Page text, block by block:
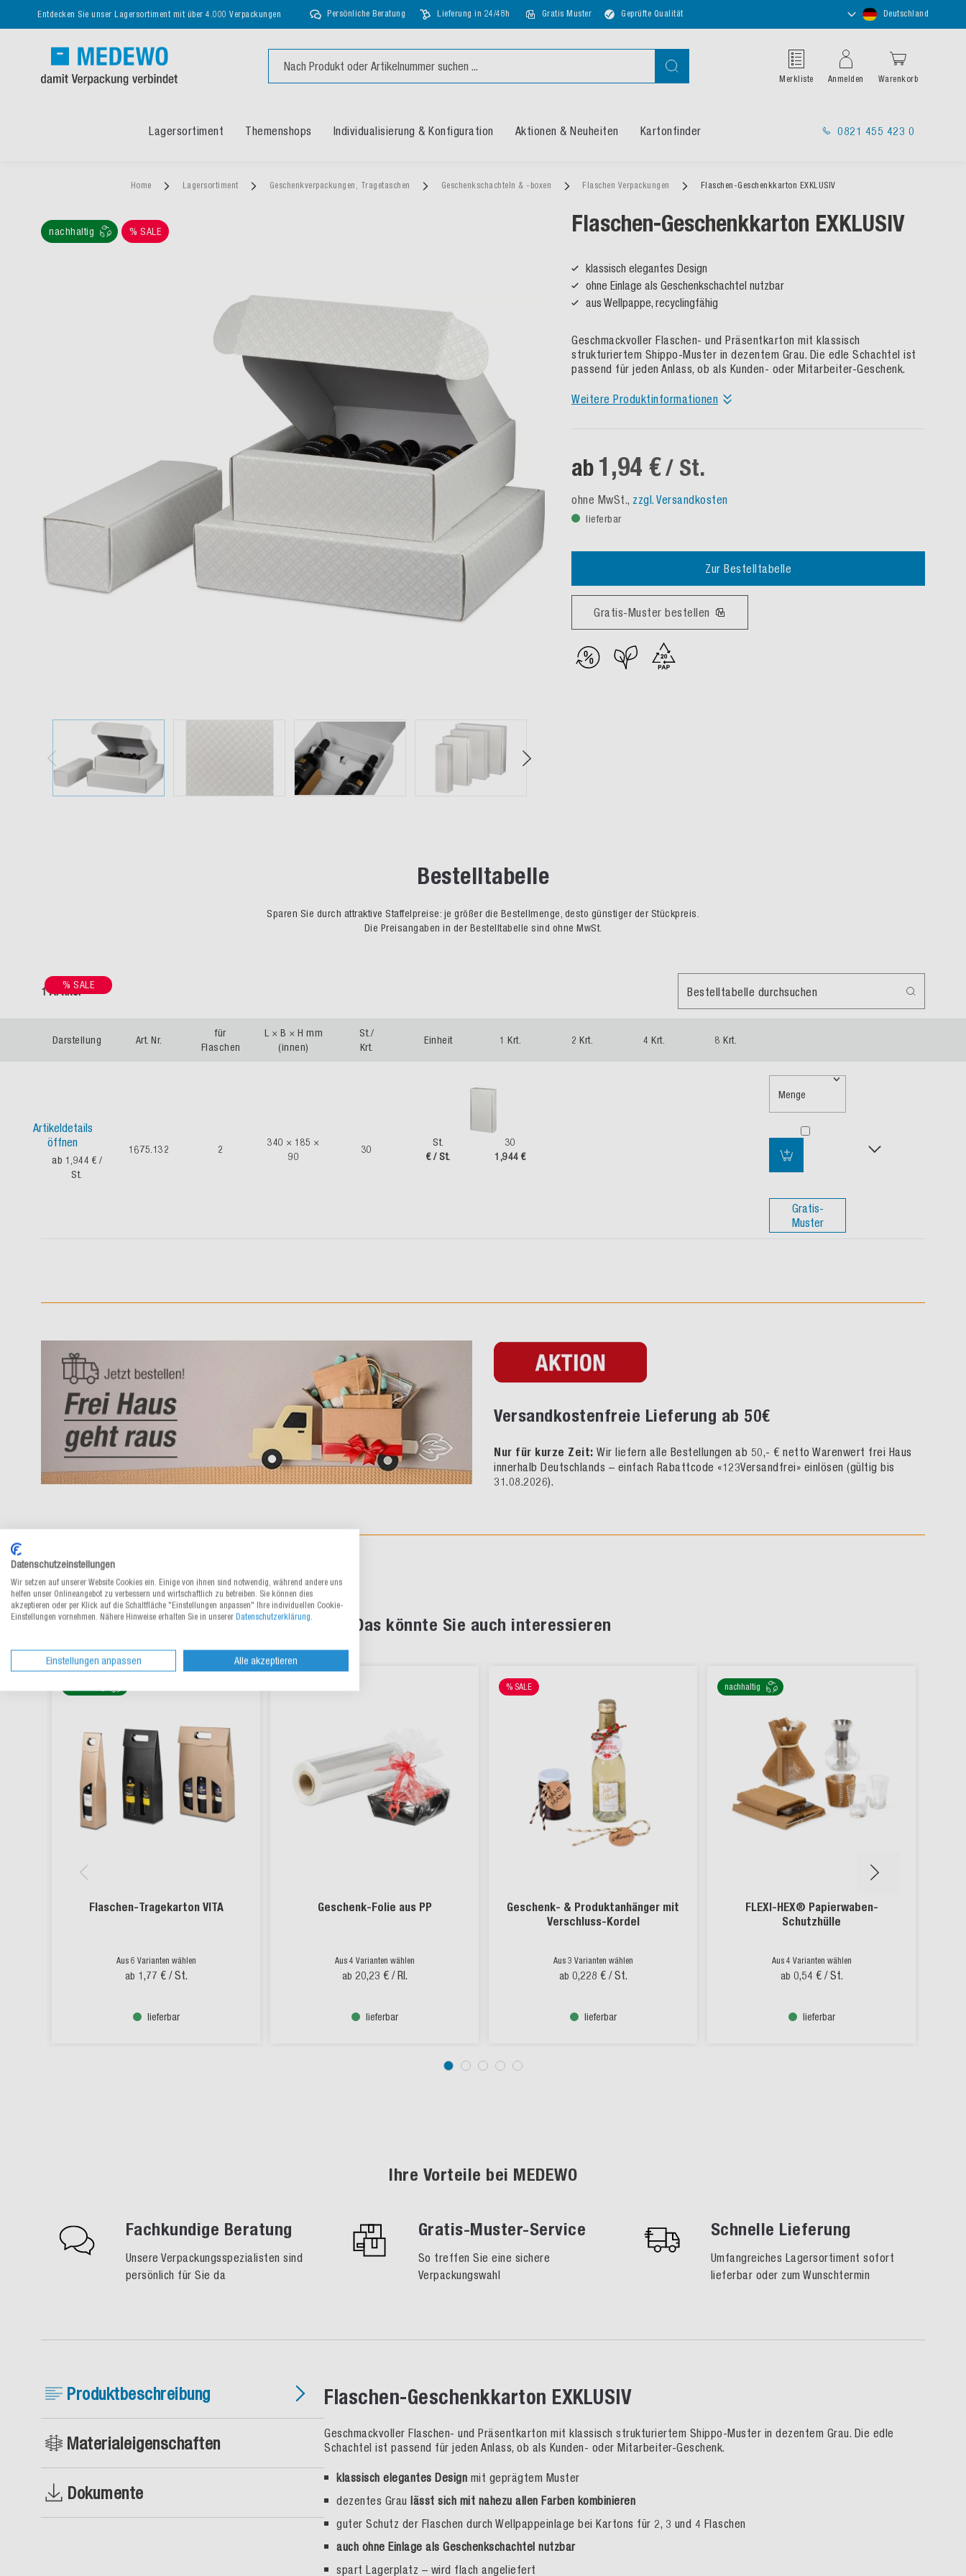
Entdecken Sie unser Lagersortiment mit über 4.000 Verpackungen Persönliche Beratung Lieferung in 24/48h Gratis Muster Geprüfte Qualität
Store
auswählen
Deutschland
Suche
Merkliste Anmelden Warenkorb
Lagersortiment Themenshops Individualisierung & Konfiguration Aktionen & Neuheiten Kartonfinder 0821 455 423 0
Home Lagersortiment Geschenkverpackungen, Tragetaschen Geschenkschachteln & -boxen Flaschen Verpackungen Flaschen-Geschenkkarton EXKLUSIV
nachhaltig % SALE Flaschen-Geschenkkarton EXKLUSIV
klassisch elegantes Design
ohne Einlage als Geschenkschachtel nutzbar
aus Wellpappe, recyclingfähig
Geschmackvoller Flaschen- und Präsentkarton mit klassisch
strukturiertem Shippo-Muster in dezentem Grau. Die edle Schachtel ist
passend für jeden Anlass, ob als Kunden- oder Mitarbeiter-Geschenk.
Weitere Produktinformationen
ab 1,94 €/ St.
ohne MwSt., zzgl. Versandkosten
lieferbar
Zur Bestelltabelle
Gratis-Muster bestellen
Bestelltabelle
Sparen Sie durch attraktive Staffelpreise: je größer die Bestellmenge, desto günstiger der Stückpreis.
Die Preisangaben in der Bestelltabelle sind ohne MwSt.
1 Artikel Bestelltabelle durchsuchen
Darstellung Art. Nr.
für
Flaschen
L × B × H mm
(innen)
St./
Krt.
Einheit 1 Krt. 2 Krt. 4 Krt. 8 Krt.
% SALE
Artikeldetails
öffnen
ab 1,944 € /
St.
1675.132 2
340 × 185 ×
90
30
St.
€ / St.
30
1,944 €
Menge
Gratis-
Muster
Versandkostenfreie Lieferung ab 50€
Nur für kurze Zeit: Wir liefern alle Bestellungen ab 50,- € netto Warenwert frei Haus
innerhalb Deutschlands – einfach Rabattcode «123Versandfrei» einlösen (gültig bis
31.08.2026).
Das könnte Sie auch interessieren
Flaschen-Tragekarton VITA
Aus 6 Varianten wählen
ab 1,77 € / St.
lieferbar
Geschenk-Folie aus PP
Aus 4 Varianten wählen
ab 20,23 € / Rl.
lieferbar
% SALE
Geschenk- & Produktanhänger mit
Verschluss-Kordel
Aus 3 Varianten wählen
ab 0,228 € / St.
lieferbar
nachhaltig
FLEXI-HEX® Papierwaben-
Schutzhülle
Aus 4 Varianten wählen
ab 0,54 € / St.
lieferbar
Ihre Vorteile bei MEDEWO
Fachkundige Beratung
Unsere Verpackungsspezialisten sind
persönlich für Sie da
Gratis-Muster-Service
So treffen Sie eine sichere
Verpackungswahl
Schnelle Lieferung
Umfangreiches Lagersortiment sofort
lieferbar oder zum Wunschtermin
Produktbeschreibung
Materialeigenschaften
Dokumente
Flaschen-Geschenkkarton EXKLUSIV
Geschmackvoller Flaschen- und Präsentkarton mit klassisch strukturiertem Shippo-Muster in dezentem Grau. Die edle
Schachtel ist passend für jeden Anlass, ob als Kunden- oder Mitarbeiter-Geschenk.
klassisch elegantes Design mit geprägtem Muster
dezentes Grau lässt sich mit nahezu allen Farben kombinieren
guter Schutz der Flaschen durch Wellpappeinlage bei Kartons für 2, 3 und 4 Flaschen
auch ohne Einlage als Geschenkschachtel nutzbar
spart Lagerplatz – wird flach angeliefert
Datenschutzeinstellungen
Wir setzen auf unserer Website Cookies ein. Einige von ihnen sind notwendig, während andere uns
helfen unser Onlineangebot zu verbessern und wirtschaftlich zu betreiben. Sie können dies
akzeptieren oder per Klick auf die Schaltfläche "Einstellungen anpassen" Ihre individuellen Cookie-
Einstellungen vornehmen. Nähere Hinweise erhalten Sie in unserer Datenschutzerklärung.
Einstellungen anpassen Alle akzeptieren